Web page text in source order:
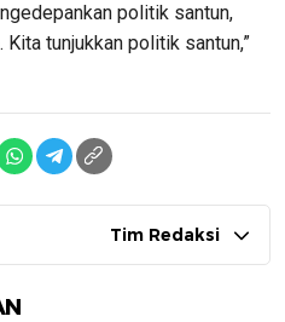
politik santun,
tunjukkan politik santun,”
Tim Redaksi